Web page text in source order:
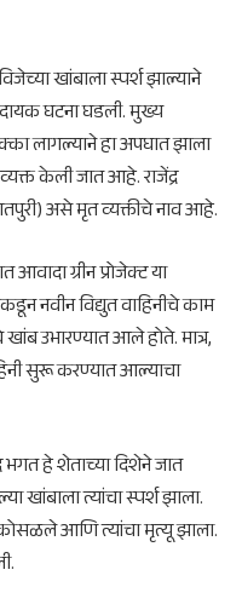
खांबाला स्पर्श झाल्याने
घटना घडली. मुख्य
लागल्याने हा अपघात झाला
केली जात आहे. राजेंद्र
असे मृत व्यक्तीचे नाव आहे.
आवादा ग्रीन प्रोजेक्ट या
नवीन विद्युत वाहिनीचे काम
उभारण्यात आले होते. मात्र,
सुरू करण्यात आल्याचा
भगत हे शेताच्या दिशेने जात
खांबाला त्यांचा स्पर्श झाला.
आणि त्यांचा मृत्यू झाला.